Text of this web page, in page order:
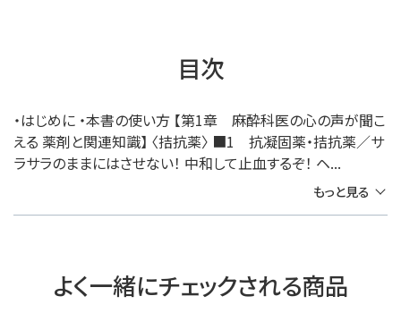
目次
・はじめに ・本書の使い方 【第1章 麻酔科医の心の声が聞こ
える 薬剤と関連知識】 〈拮抗薬〉 ■1 抗凝固薬・拮抗薬／サ
ラサラのままにはさせない！ 中和して止血するぞ！ ヘ...
もっと見る
よく一緒にチェックされる商品